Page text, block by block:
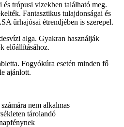
és trópusi vizekben található meg.
Fantasztikus tulajdonságai és
űrhajósai étrendjében is szerepel.
alga. Gyakran használják
előállításához.
Fogyókúra esetén minden fő
ajánlott.
nem alkalmas
tárolandó